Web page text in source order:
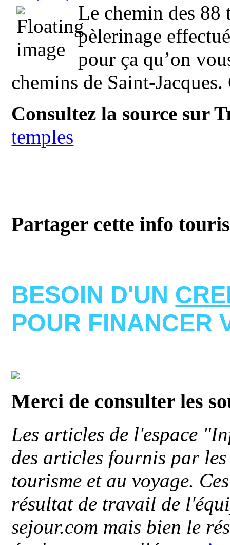
Le chemin des 88
pèlerinage
pour ça qu’on
chemins de Saint-Jacques.
Consultez la source sur
temples
Partager cette info
BESOIN D'UN
POUR FINANCER
Merci de consulter les
Les articles de l'espace
des articles fournis par
tourisme et au voyage.
résultat de travail de
sejour.com mais bien le